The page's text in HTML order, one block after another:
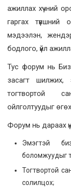
ажиллах хүчний
гаргах түвшний
мэдээлэн,
бодлого, үйл
Тус форум нь
засагт шилжих,
тогтвортой
ойлголтуудыг
Форум нь дараах
Эмэгтэй
боломжуудыг
Тогтвортой
солилцох;